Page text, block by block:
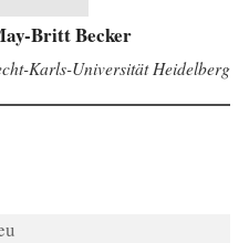
Britt Becker
Karls-Universität Heidelberg